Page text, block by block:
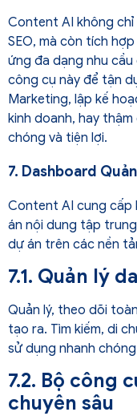
Content AI không
SEO, mà còn tích
ứng đa dạng nhu
công cụ này để tận
Marketing, lập kế
kinh doanh, hay
chóng và tiện lợi.
7. Dashboard
Content AI cung cấp
án nội dung tập
dự án trên các nền
7.1. Quản lý
Quản lý, theo dõi
tạo ra. Tìm kiếm, di
sử dụng nhanh
7.2. Bộ công
chuyên sâu